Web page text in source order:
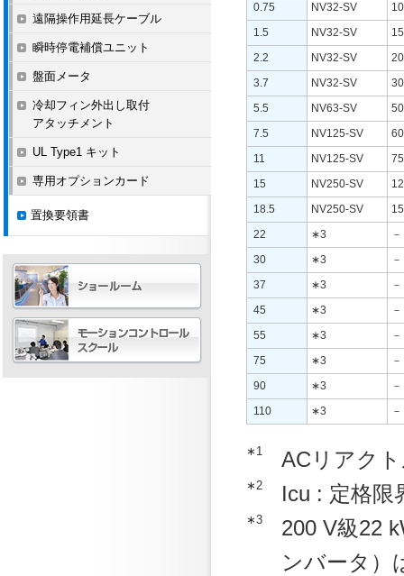
0.75
NV32-SV
10
1.5
NV32-SV
15
2.2
NV32-SV
20
3.7
NV32-SV
30
5.5
NV63-SV
50
7.5
NV125-SV
60
11
NV125-SV
75
15
NV250-SV
18.5
NV250-SV
22
∗3
－
30
∗3
－
37
∗3
－
45
∗3
－
55
∗3
－
75
∗3
－
90
∗3
－
110
∗3 －
∗1 ACリアク
∗2 Icu : 定格限
∗3
200 V級22
ンバータ）
遠隔操作用延長ケーブル
瞬時停電補償ユニット
盤面メータ
冷却フィン外出し取付
アタッチメント
UL Type1 キット
専用オプションカード
置換要領書